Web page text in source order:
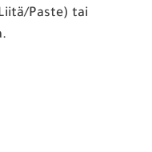
Paste) tai